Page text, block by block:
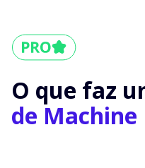
O que faz
de